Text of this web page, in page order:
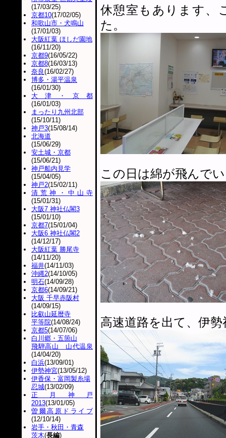
休憩室もあります、
た。
この日は綿が飛んで
高速道路を出て、伊
(17/03/25)
京都10(17/02/05)
和歌山市・犬鳴山
(17/01/03)
大阪紅葉 ほしだ園地
(16/11/20)
京都9(16/05/22)
京都8(16/03/13)
奈良(16/02/27)
博多・湯平温泉
(16/01/30)
大津・京都
(16/01/03)
まったり九州北部
(15/10/11)
神戸3(15/08/14)
北海道
(15/06/29)
安土城・京都
(15/06/21)
神戸船内見学
(15/04/05)
神戸2(15/02/11)
清荒神・中山寺
(15/01/31)
大阪7 神社仏閣3
(15/01/10)
京都7(15/01/04)
大阪6 神社仏閣2
(14/12/17)
大阪紅葉 勝尾寺
(14/11/20)
福井(14/11/03)
沖縄2(14/10/05)
明石(14/09/28)
京都6(14/09/21)
大阪 千早赤阪村
(14/09/15)
比叡山延暦寺
平等院(14/08/24)
京都5(14/07/06)
白川郷・五箇山
飛騨高山 山代温泉
(14/04/20)
白浜(13/09/01)
伊勢神宮(13/05/12)
伊香保・富岡製糸場
忍城(13/02/09)
正月神戸
2013(13/01/05)
曽爾高原ドライブ
(12/10/14)
岩手・秋田・青森
茨木(長編)